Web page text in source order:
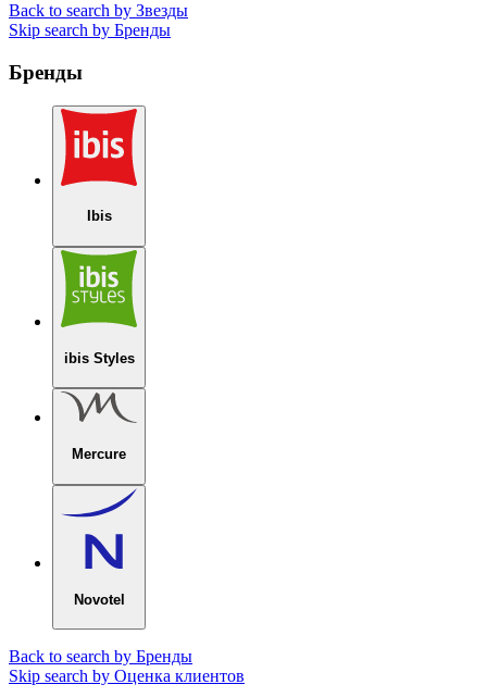
Back to search by Звезды
Skip search by Бренды
Бренды
Ibis
ibis Styles
Mercure
Novotel
Back to search by Бренды
Skip search by Оценка клиентов